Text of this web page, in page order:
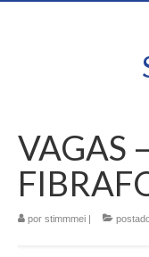
VAGAS
por stimmmei |